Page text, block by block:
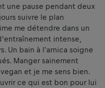
une pause pendant deux
suivre le plan
me détendre dans un
intense,
Un bain à l'arnica soigne
Manger sainement
et je me sens bien.
ce qui est bon pour lui